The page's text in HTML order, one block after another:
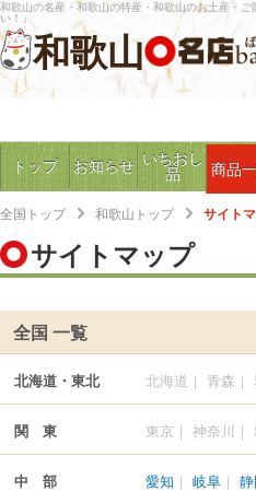
和歌山の名産・和歌山の特産・和歌山のお土産・
い！』
和歌山
トップ お知らせ いちおし
品
商品
全国トップ 和歌山トップ サイト
サイトマップ
全国 一覧
北海道・東北 北海道 青森
関 東 東京 神奈川
中 部 愛知 岐阜 静